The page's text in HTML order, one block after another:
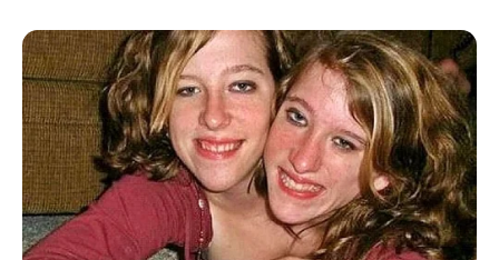
Tidur, Serasa Beristirahat di
Kamar Raja